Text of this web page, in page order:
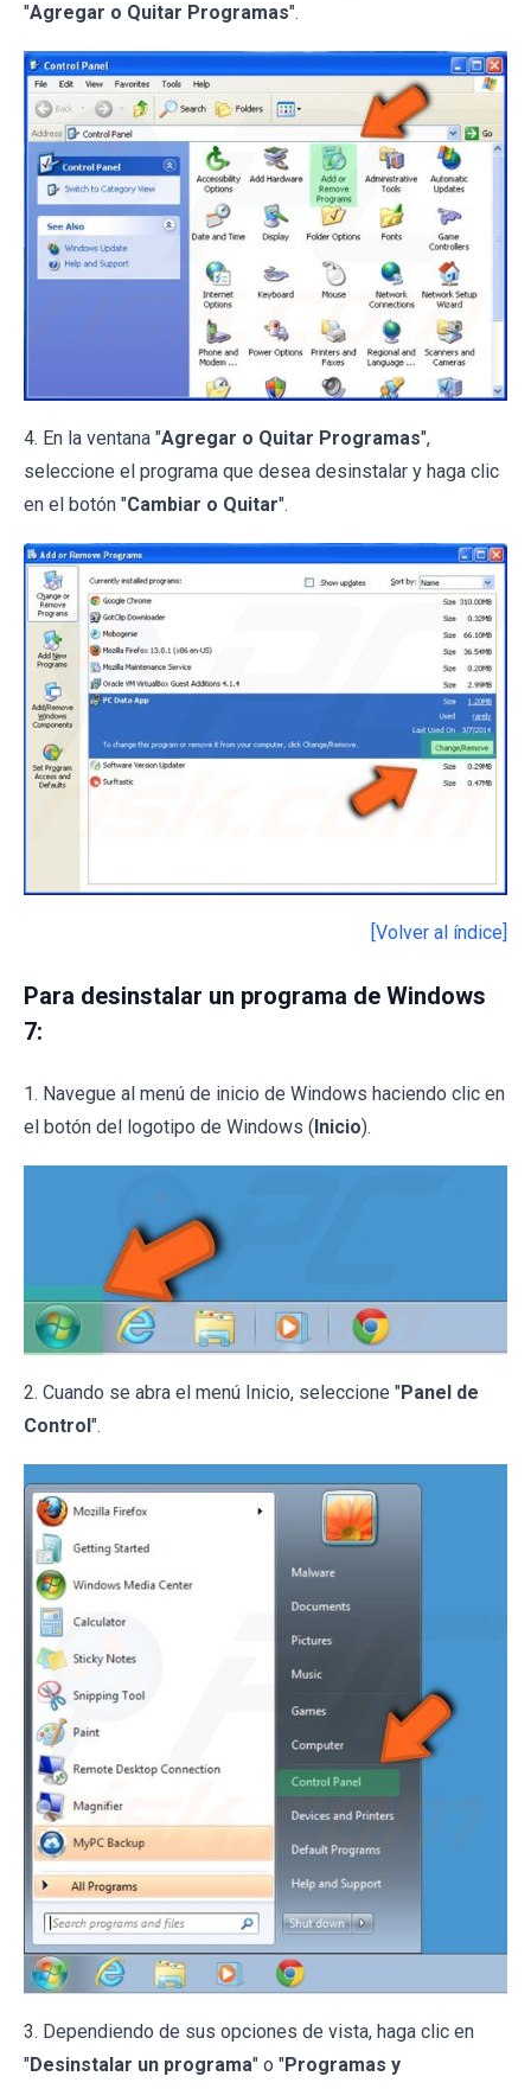
"Agregar o Quitar Programas".
4. En la ventana "Agregar o Quitar Programas",
seleccione el programa que desea desinstalar y haga clic
en el botón "Cambiar o Quitar".
[Volver al índice]
Para desinstalar un programa de Windows
7:
1. Navegue al menú de inicio de Windows haciendo clic en
el botón del logotipo de Windows (Inicio).
2. Cuando se abra el menú Inicio, seleccione "Panel de
Control".
3. Dependiendo de sus opciones de vista, haga clic en
"Desinstalar un programa" o "Programas y